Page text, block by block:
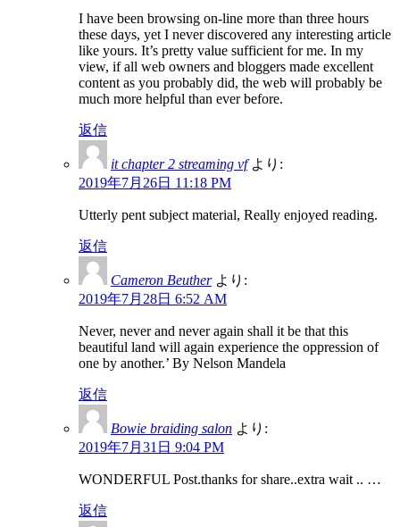
I have been browsing on-line more than three hours
these days, yet I never discovered any interesting article
like yours. It’s pretty value sufficient for me. In my
view, if all web owners and bloggers made excellent
content as you probably did, the web will probably be
much more helpful than ever before.
返信
it chapter 2 streaming vf より:
2019年7月26日 11:18 PM
Utterly pent subject material, Really enjoyed reading.
返信
Cameron Beuther より:
2019年7月28日 6:52 AM
Never, never and never again shall it be that this
beautiful land will again experience the oppression of
one by another.’ By Nelson Mandela
返信
Bowie braiding salon より:
2019年7月31日 9:04 PM
WONDERFUL Post.thanks for share..extra wait .. …
返信